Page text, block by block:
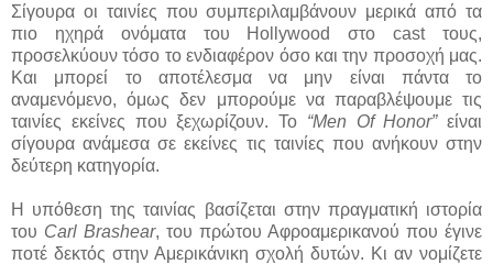
Σίγουρα οι ταινίες που συμπεριλαμβάνουν μερικά από τα
πιο ηχηρά ονόματα του Hollywood στο cast τους,
προσελκύουν τόσο το ενδιαφέρον όσο και την προσοχή μας.
Και μπορεί το αποτέλεσμα να μην είναι πάντα το
αναμενόμενο, όμως δεν μπορούμε να παραβλέψουμε τις
ταινίες εκείνες που ξεχωρίζουν. Το “Men Of Honor”είναι
σίγουρα ανάμεσα σε εκείνες τις ταινίες που ανήκουν στην
δεύτερη κατηγορία.
Η υπόθεση της ταινίας βασίζεται στην πραγματική ιστορία
του Carl Brashear, του πρώτου Αφροαμερικανού που έγινε
ποτέ δεκτός στην Αμερικάνικη σχολή δυτών. Κι αν νομίζετε